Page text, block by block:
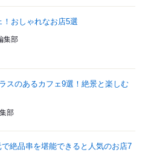
おしゃれなお店5選
集部
スのあるカフェ9選！絶景と楽しむ
部
絶品串を堪能できると人気のお店7